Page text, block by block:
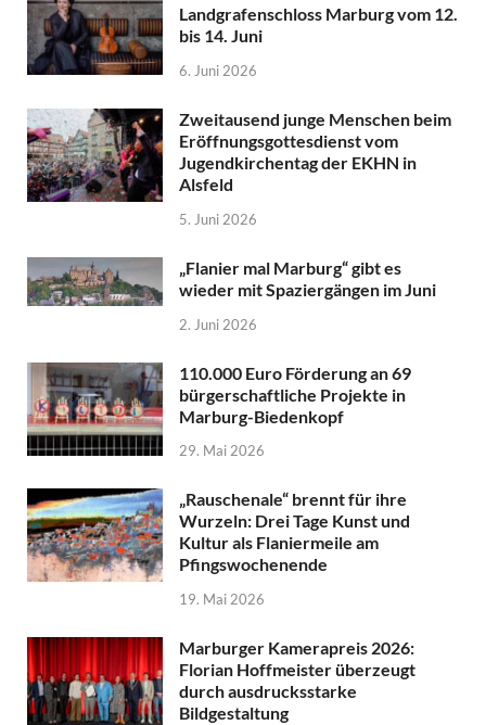
Landgrafenschloss Marburg vom 12.
bis 14. Juni
6. Juni 2026
Zweitausend junge Menschen beim
Eröffnungsgottesdienst vom
Jugendkirchentag der EKHN in
Alsfeld
5. Juni 2026
„Flanier mal Marburg“ gibt es
wieder mit Spaziergängen im Juni
2. Juni 2026
110.000 Euro Förderung an 69
bürgerschaftliche Projekte in
Marburg-Biedenkopf
29. Mai 2026
„Rauschenale“ brennt für ihre
Wurzeln: Drei Tage Kunst und
Kultur als Flaniermeile am
Pfingswochenende
19. Mai 2026
Marburger Kamerapreis 2026:
Florian Hoffmeister überzeugt
durch ausdrucksstarke
Bildgestaltung